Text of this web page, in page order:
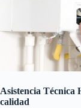
Asistencia Técnica
calidad